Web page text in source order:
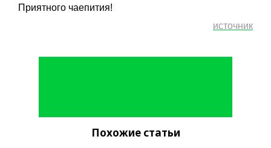
Приятного чаепития!
источник
Похожие статьи